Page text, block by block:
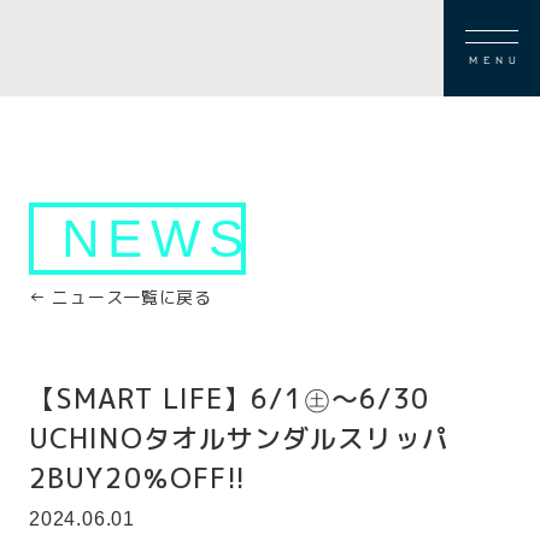
MENU
NEWS
← ニュース一覧に戻る
【SMART LIFE】6/1㊏～6/30
UCHINOタオルサンダルスリッパ
2BUY20％OFF!!
2024.06.01